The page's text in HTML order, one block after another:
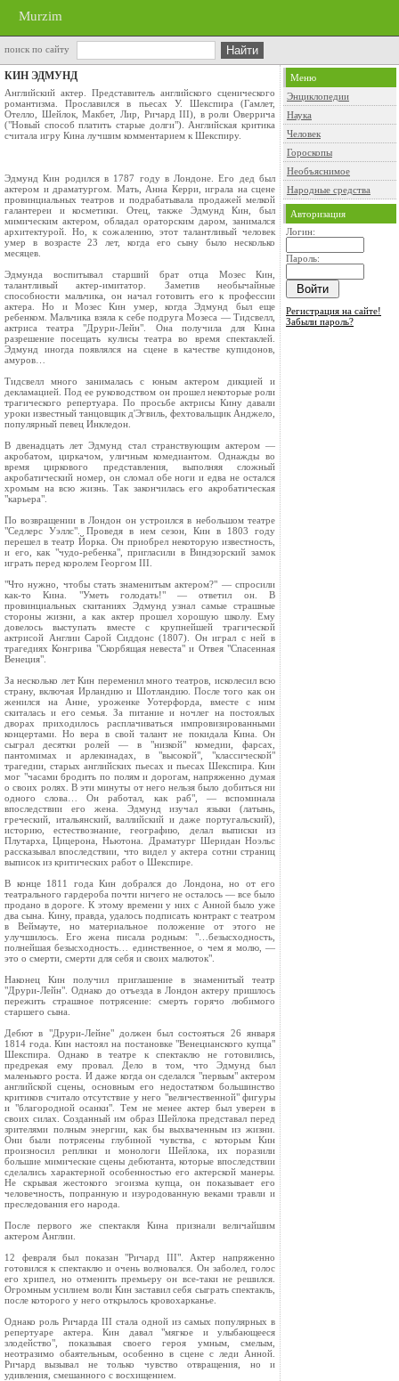
Murzim
поиск по сайту
КИН ЭДМУНД
Английский актер. Представитель английского сценического
романтизма. Прославился в пьесах У. Шекспира (Гамлет,
Отелло, Шейлок, Макбет, Лир, Ричард III), в роли Оверрича
("Новый способ платить старые долги"). Английская критика
считала игру Кина лучшим комментарием к Шекспиру.
Эдмунд Кин родился в 1787 году в Лондоне. Его дед был
актером и драматургом. Мать, Анна Керри, играла на сцене
провинциальных театров и подрабатывала продажей мелкой
галантереи и косметики. Отец, также Эдмунд Кин, был
мимическим актером, обладал ораторским даром, занимался
архитектурой. Но, к сожалению, этот талантливый человек
умер в возрасте 23 лет, когда его сыну было несколько
месяцев.
Эдмунда воспитывал старший брат отца Мозес Кин,
талантливый актер-имитатор. Заметив необычайные
способности мальчика, он начал готовить его к профессии
актера. Но и Мозес Кин умер, когда Эдмунд был еще
ребенком. Мальчика взяла к себе подруга Мозеса — Тидсвелл,
актриса театра "Друри-Лейн". Она получила для Кина
разрешение посещать кулисы театра во время спектаклей.
Эдмунд иногда появлялся на сцене в качестве купидонов,
амуров…
Тидсвелл много занималась с юным актером дикцией и
декламацией. Под ее руководством он прошел некоторые роли
трагического репертуара. По просьбе актрисы Кину давали
уроки известный танцовщик д'Эгвиль, фехтовальщик Анджело,
популярный певец Инкледон.
В двенадцать лет Эдмунд стал странствующим актером —
акробатом, циркачом, уличным комедиантом. Однажды во
время циркового представления, выполняя сложный
акробатический номер, он сломал обе ноги и едва не остался
хромым на всю жизнь. Так закончилась его акробатическая
"карьера".
По возвращении в Лондон он устроился в небольшом театре
"Седлерс Уэллс". Проведя в нем сезон, Кин в 1803 году
перешел в театр Йорка. Он приобрел некоторую известность,
и его, как "чудо-ребенка", пригласили в Виндзорский замок
играть перед королем Георгом III.
"Что нужно, чтобы стать знаменитым актером?" — спросили
как-то Кина. "Уметь голодать!" — ответил он. В
провинциальных скитаниях Эдмунд узнал самые страшные
стороны жизни, а как актер прошел хорошую школу. Ему
довелось выступать вместе с крупнейшей трагической
актрисой Англии Сарой Сиддонс (1807). Он играл с ней в
трагедиях Конгрива "Скорбящая невеста" и Отвея "Спасенная
Венеция".
За несколько лет Кин переменил много театров, исколесил всю
страну, включая Ирландию и Шотландию. После того как он
женился на Анне, уроженке Уотерфорда, вместе с ним
скиталась и его семья. За питание и ночлег на постоялых
дворах приходилось расплачиваться импровизированными
концертами. Но вера в свой талант не покидала Кина. Он
сыграл десятки ролей — в "низкой" комедии, фарсах,
пантомимах и арлекинадах, в "высокой", "классической"
трагедии, старых английских пьесах и пьесах Шекспира. Кин
мог "часами бродить по полям и дорогам, напряженно думая
о своих ролях. В эти минуты от него нельзя было добиться ни
одного слова… Он работал, как раб", — вспоминала
впоследствии его жена. Эдмунд изучал языки (латынь,
греческий, итальянский, валлийский и даже португальский),
историю, естествознание, географию, делал выписки из
Плутарха, Цицерона, Ньютона. Драматург Шеридан Ноэльс
рассказывал впоследствии, что видел у актера сотни страниц
выписок из критических работ о Шекспире.
В конце 1811 года Кин добрался до Лондона, но от его
театрального гардероба почти ничего не осталось — все было
продано в дороге. К этому времени у них с Анной было уже
два сына. Кину, правда, удалось подписать контракт с театром
в Веймауте, но материальное положение от этого не
улучшилось. Его жена писала родным: "…безысходность,
полнейшая безысходность… единственное, о чем я молю, —
это о смерти, смерти для себя и своих малюток".
Наконец Кин получил приглашение в знаменитый театр
"Друри-Лейн". Однако до отъезда в Лондон актеру пришлось
пережить страшное потрясение: смерть горячо любимого
старшего сына.
Дебют в "Друри-Лейне" должен был состояться 26 января
1814 года. Кин настоял на постановке "Венецианского купца"
Шекспира. Однако в театре к спектаклю не готовились,
предрекая ему провал. Дело в том, что Эдмунд был
маленького роста. И даже когда он сделался "первым" актером
английской сцены, основным его недостатком большинство
критиков считало отсутствие у него "величественной" фигуры
и "благородной осанки". Тем не менее актер был уверен в
своих силах. Созданный им образ Шейлока представал перед
зрителями полным энергии, как бы выхваченным из жизни.
Они были потрясены глубиной чувства, с которым Кин
произносил реплики и монологи Шейлока, их поразили
большие мимические сцены дебютанта, которые впоследствии
сделались характерной особенностью его актерской манеры.
Не скрывая жестокого эгоизма купца, он показывает его
человечность, попранную и изуродованную веками травли и
преследования его народа.
После первого же спектакля Кина признали величайшим
актером Англии.
12 февраля был показан "Ричард III". Актер напряженно
готовился к спектаклю и очень волновался. Он заболел, голос
его хрипел, но отменить премьеру он все-таки не решился.
Огромным усилием воли Кин заставил себя сыграть спектакль,
после которого у него открылось кровохарканье.
Однако роль Ричарда III стала одной из самых популярных в
репертуаре актера. Кин давал "мягкое и улыбающееся
злодейство", показывая своего героя умным, смелым,
неотразимо обаятельным, особенно в сцене с леди Анной.
Ричард вызывал не только чувство отвращения, но и
удивления, смешанного с восхищением.
Меню
Энциклопедии
Наука
Человек
Гороскопы
Необъяснимое
Народные средства
Авторизация
Логин:
Пароль:
Регистрация на сайте!
Забыли пароль?